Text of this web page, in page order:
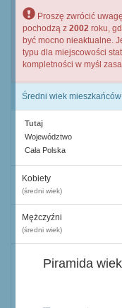
Proszę zwrócić
pochodzą z 2002 roku,
być mocno nieaktualne.
typu dla miejscowości
kompletności w myśl
Średni wiek mieszkańców
Tutaj
Województwo
Cała Polska
Kobiety
(średni wiek)
Mężczyźni
(średni wiek)
Piramida